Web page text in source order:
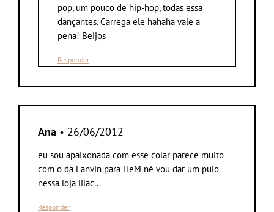
pop, um pouco de hip-hop, todas essa
dançantes. Carrega ele hahaha vale a
pena! Beijos
Responder
Ana • 26/06/2012
eu sou apaixonada com esse colar parece muito
com o da Lanvin para HeM né vou dar um pulo
nessa loja lilac..
Responder